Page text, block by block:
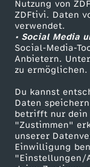
Nutzung von
ZDFtivi. Daten
verwendet.
• Social Media
Social-Media-
Anbietern.
zu ermöglichen.
Du kannst
Daten
betrifft nur dein
"Zustimmen"
unserer
Einwilligung
"Einstellungen/
ZDF Unternehmen
Karriere
ZDF goes Schule
Werbefernsehen
Mainzelmännchen